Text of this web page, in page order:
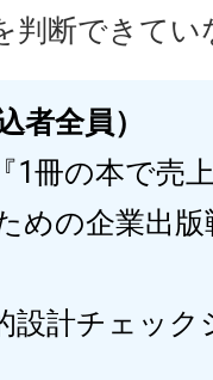
判断できてい
者全員）
1冊の本で売
めの企業出
設計チェック